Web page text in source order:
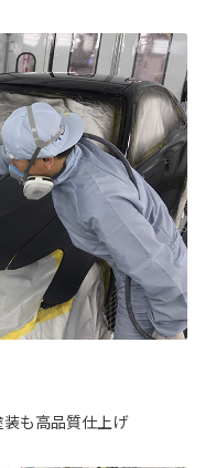
も高品質仕上げ